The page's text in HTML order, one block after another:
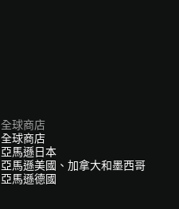
全球商店
全球商店
亞馬遜日本
亞馬遜美國、加拿大和墨西哥
亞馬遜德國